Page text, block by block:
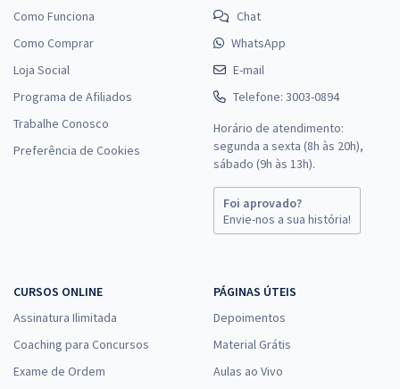
Como Funciona
Como Comprar
Loja Social
Programa de Afiliados
Trabalhe Conosco
Preferência de Cookies
Chat
WhatsApp
E-mail
Telefone: 3003-0894
Horário de atendimento:
segunda a sexta (8h às 20h),
sábado (9h às 13h).
Foi aprovado?
Envie-nos a sua história!
CURSOS ONLINE
Assinatura Ilimitada
Coaching para Concursos
Exame de Ordem
PÁGINAS ÚTEIS
Depoimentos
Material Grátis
Aulas ao Vivo